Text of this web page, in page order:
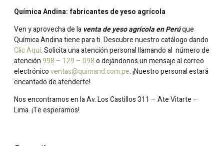
Química Andina: fabricantes de yeso agrícola
Ven y aprovecha de la venta de yeso agrícola en Perúque
Química Andina tiene para ti. Descubre nuestro catálogo dando
Clic Aquí. Solicita una atención personal llamando al número de
atención998 – 129 – 098o dejándonos un mensaje al correo
electrónicoventas@quimand.com.pe. ¡Nuestro personal estará
encantado de atenderte!
Nos encontramos en la Av. Los Castillos 311 – Ate Vitarte –
Lima. ¡Te esperamos!